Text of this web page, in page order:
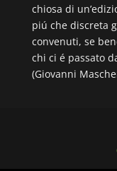
chiosa di
piú che discreta
convenuti, se
chi ci é passato
(Giovanni